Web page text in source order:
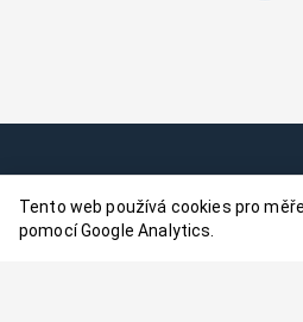
Tento web používá cookies pro
pomocí Google Analytics.
Kontakt